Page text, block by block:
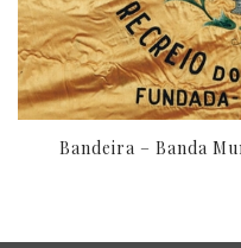
Bandeira – Banda